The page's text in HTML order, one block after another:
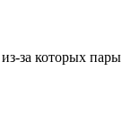
за которых пары